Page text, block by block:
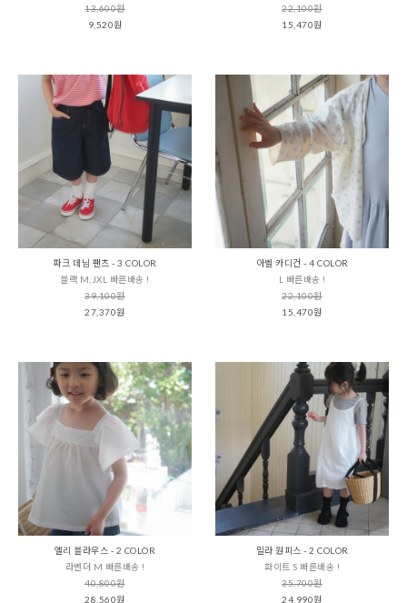
13,600원
9,520원
22,100원
15,470원
파크 데님 팬츠 - 3 COLOR
블랙 M,JXL 빠른배송 !
39,100원
27,370원
아벨 카디건 - 4 COLOR
L 빠른배송 !
22,100원
15,470원
엘리 블라우스 - 2 COLOR
라벤더 M 빠른배송 !
40,800원
28,560원
밀라 원피스 - 2 COLOR
화이트 S 빠른배송 !
35,700원
24,990원